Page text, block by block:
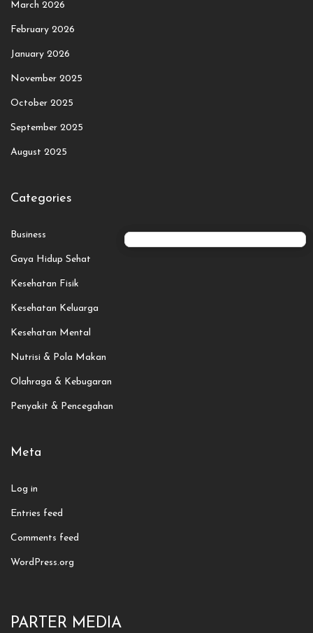
March 2026
February 2026
January 2026
November 2025
October 2025
September 2025
August 2025
Categories
Business
Gaya Hidup Sehat
Kesehatan Fisik
Kesehatan Keluarga
Kesehatan Mental
Nutrisi & Pola Makan
Olahraga & Kebugaran
Penyakit & Pencegahan
Meta
Log in
Entries feed
Comments feed
WordPress.org
PARTER MEDIA